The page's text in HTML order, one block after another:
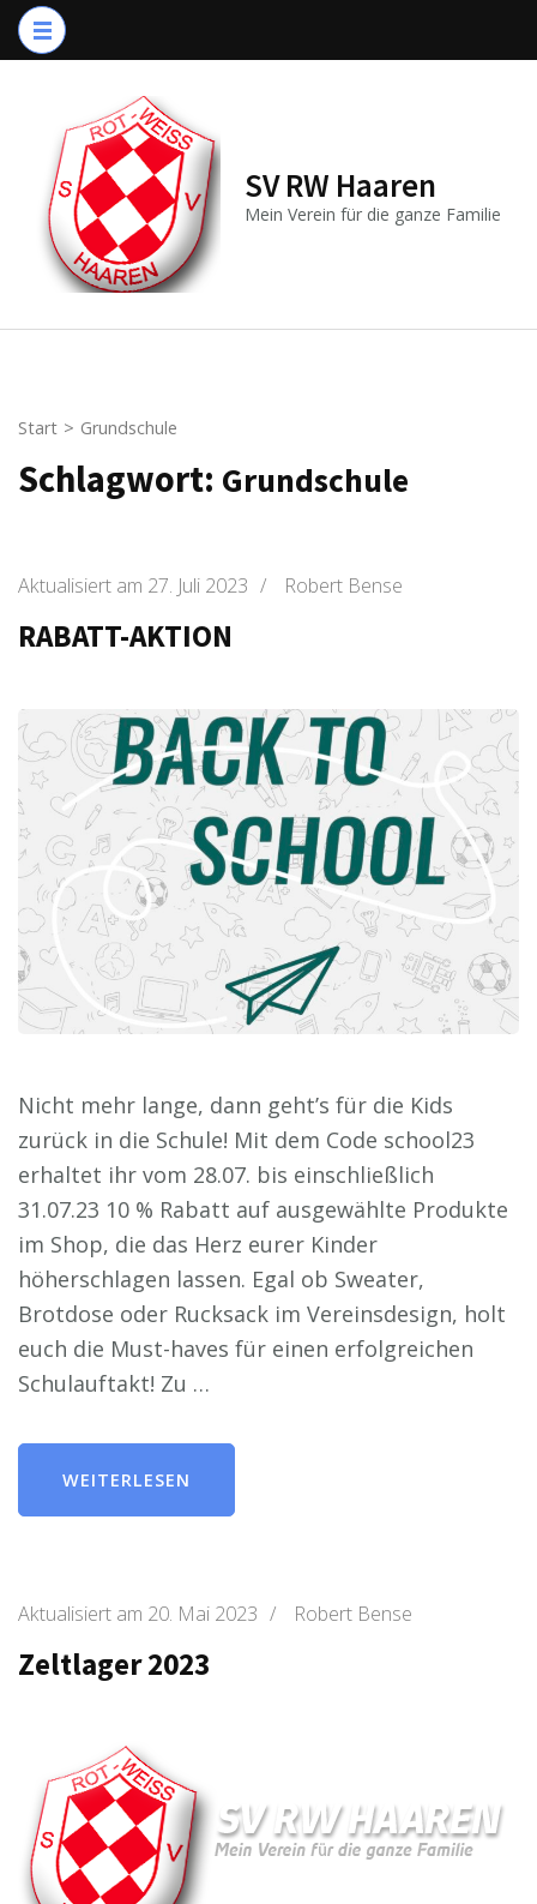
Zum
Inhalt
drücken)
SV RW Haaren
Mein Verein für die ganze Familie
Start > Grundschule
Schlagwort: Grundschule
Aktualisiert am 27. Juli 2023 / Robert Bense
RABATT-AKTION
Nicht mehr lange, dann geht’s für die Kids
zurück in die Schule! Mit dem Code school23
erhaltet ihr vom 28.07. bis einschließlich
31.07.23 10 % Rabatt auf ausgewählte Produkte
im Shop, die das Herz eurer Kinder
höherschlagen lassen. Egal ob Sweater,
Brotdose oder Rucksack im Vereinsdesign, holt
euch die Must-haves für einen erfolgreichen
Schulauftakt! Zu …
WEITERLESEN
Aktualisiert am 20. Mai 2023 / Robert Bense
Zeltlager 2023